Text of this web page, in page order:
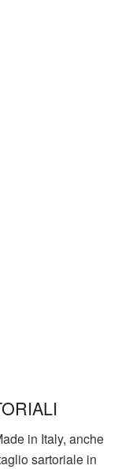
in Italy, anche
sartoriale in